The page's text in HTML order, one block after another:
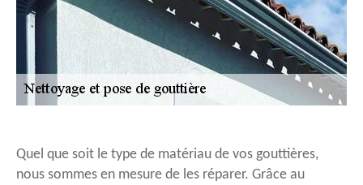
Quel que soit le type de matériau de vos gouttières,
nous sommes en mesure de les réparer. Grâce au